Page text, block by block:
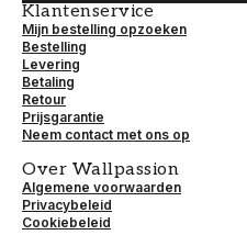
Klantenservice
Mijn bestelling opzoeken
Bestelling
Levering
Betaling
Retour
Prijsgarantie
Neem contact met ons op
Over Wallpassion
Algemene voorwaarden
Privacybeleid
Cookiebeleid